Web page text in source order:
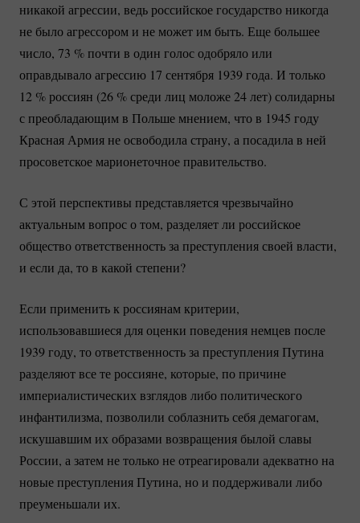
никакой агрессии, ведь российское государство никогда
не было агрессором и не может им быть. Еще большее
число, 73 %почти в один голос одобряло или
оправдывало агрессию 17 сентября 1939 года. И только
12 % россиян (26 %среди лиц моложе 24 лет) солидарны
с преобладающим в Польше мнением, что в 1945 году
Красная Армия не освободила страну, а посадила в ней
просоветское марионеточное правительство.
С этой перспективы представляется чрезвычайно
актуальным вопрос о том, разделяет ли российское
общество ответственность за преступления своей власти,
и если да, то в какой степени?
Если применить к россиянам критерии,
использовавшиеся для оценки поведения немцев после
1939 году, то ответственность за преступления Путина
разделяют все те россияне, которые, по причине
империалистических взглядов либо политического
инфантилизма, позволили соблазнить себя демагогам,
искушавшим их образами возвращения былой славы
России, а затем не только не отреагировали адекватно на
новые преступления Путина, но и поддерживали либо
преуменьшали их.